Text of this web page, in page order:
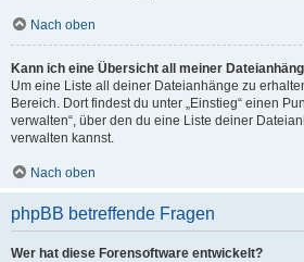
Nach oben
Kann ich eine Übersicht all meiner
Um eine Liste all deiner Dateianhänge zu
Bereich. Dort findest du unter „Einstieg“ einen
verwalten“, über den du eine Liste deiner
verwalten kannst.
Nach oben
phpBB betreffende Fragen
Wer hat diese Forensoftware entwickelt?